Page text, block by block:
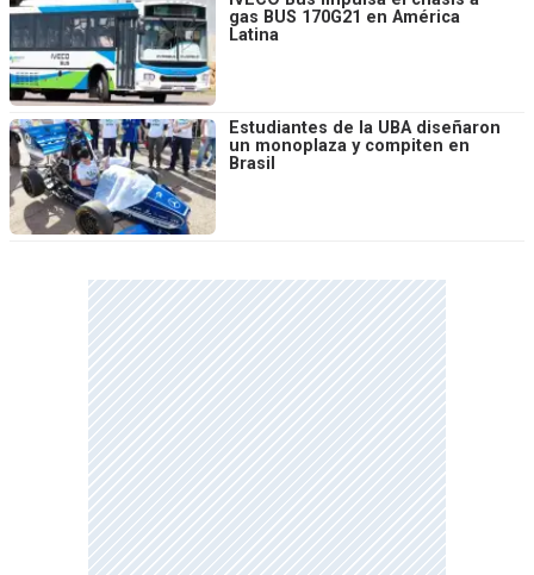
gas BUS 170G21 en América
Latina
Estudiantes de la UBA diseñaron
un monoplaza y compiten en
Brasil